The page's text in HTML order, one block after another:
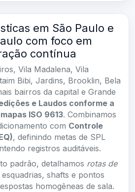
em São Paulo e
com foco em
contínua
Vila Madalena, Vila
Bibi, Jardins, Brooklin, Bela
bairros da capital e Grande
e Laudos conforme a
mapas ISO 9613. Combinamos
com Controle
, definindo metas de SPL
registros auditáveis.
padrão, detalhamos rotas de
shafts e pontos
homogêneas de sala.